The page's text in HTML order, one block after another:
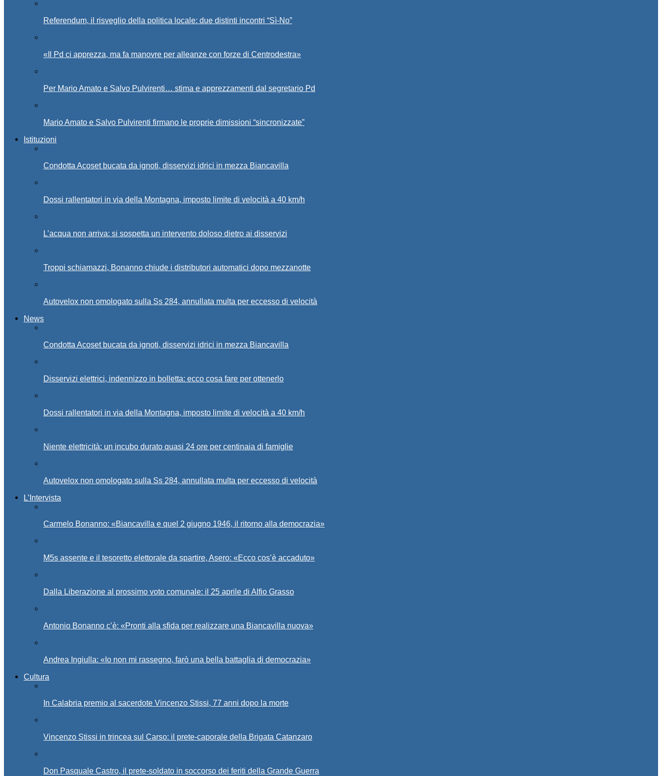
Referendum, il risveglio della politica locale: due distinti incontri “Sì-No”
«Il Pd ci apprezza, ma fa manovre per alleanze con forze di Centrodestra»
Per Mario Amato e Salvo Pulvirenti… stima e apprezzamenti dal segretario Pd
Mario Amato e Salvo Pulvirenti firmano le proprie dimissioni “sincronizzate”
Istituzioni
Condotta Acoset bucata da ignoti, disservizi idrici in mezza Biancavilla
Dossi rallentatori in via della Montagna, imposto limite di velocità a 40 km/h
L’acqua non arriva: si sospetta un intervento doloso dietro ai disservizi
Troppi schiamazzi, Bonanno chiude i distributori automatici dopo mezzanotte
Autovelox non omologato sulla Ss 284, annullata multa per eccesso di velocità
News
Condotta Acoset bucata da ignoti, disservizi idrici in mezza Biancavilla
Disservizi elettrici, indennizzo in bolletta: ecco cosa fare per ottenerlo
Dossi rallentatori in via della Montagna, imposto limite di velocità a 40 km/h
Niente elettricità: un incubo durato quasi 24 ore per centinaia di famiglie
Autovelox non omologato sulla Ss 284, annullata multa per eccesso di velocità
L’Intervista
Carmelo Bonanno: «Biancavilla e quel 2 giugno 1946, il ritorno alla democrazia»
M5s assente e il tesoretto elettorale da spartire, Asero: «Ecco cos’è accaduto»
Dalla Liberazione al prossimo voto comunale: il 25 aprile di Alfio Grasso
Antonio Bonanno c’è: «Pronti alla sfida per realizzare una Biancavilla nuova»
Andrea Ingiulla: «Io non mi rassegno, farò una bella battaglia di democrazia»
Cultura
In Calabria premio al sacerdote Vincenzo Stissi, 77 anni dopo la morte
Vincenzo Stissi in trincea sul Carso: il prete-caporale della Brigata Catanzaro
Don Pasquale Castro, il prete-soldato in soccorso dei feriti della Grande Guerra